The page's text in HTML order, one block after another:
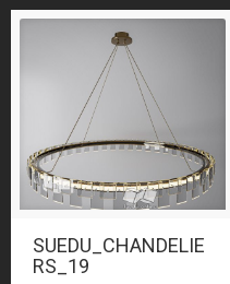
SUEDU_CHANDELIE
RS_19